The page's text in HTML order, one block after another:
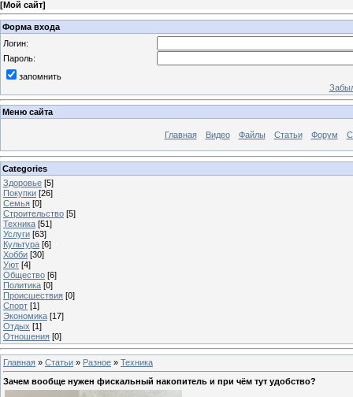
[Мой сайт]
Форма входа
Логин:
Пароль:
запомнить
Меню сайта
Главная Видео Файлы Статьи Форум
Categories
Здоровье [5]
Покупки [26]
Семья [0]
Строительство [5]
Техника [51]
Услуги [63]
Культура [6]
Хобби [30]
Уют [4]
Общество [6]
Политика [0]
Происшествия [0]
Спорт [1]
Экономика [17]
Отдых [1]
Отношения [0]
Главная » Статьи » Разное » Техника
Зачем вообще нужен фискальный накопитель и при чём тут удобство?